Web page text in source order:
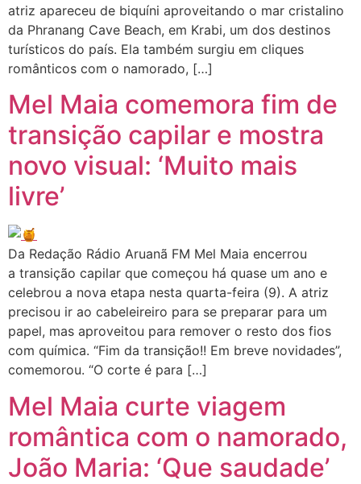
atriz apareceu de biquíni aproveitando o mar cristalino
da Phranang Cave Beach, em Krabi, um dos destinos
turísticos do país. Ela também surgiu em cliques
românticos com o namorado, […]
Mel Maia comemora fim de
transição capilar e mostra
novo visual: ‘Muito mais
livre’
Da Redação Rádio Aruanã FM Mel Maia encerrou
a transição capilar que começou há quase um ano e
celebrou a nova etapa nesta quarta-feira (9). A atriz
precisou ir ao cabeleireiro para se preparar para um
papel, mas aproveitou para remover o resto dos fios
com química. “Fim da transição!! Em breve novidades”,
comemorou. “O corte é para […]
Mel Maia curte viagem
romântica com o namorado,
João Maria: ‘Que saudade’